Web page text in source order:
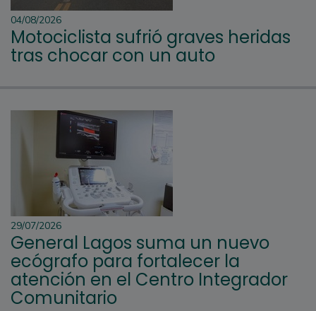
04/08/2026
Motociclista sufrió graves heridas
tras chocar con un auto
29/07/2026
General Lagos suma un nuevo
ecógrafo para fortalecer la
atención en el Centro Integrador
Comunitario